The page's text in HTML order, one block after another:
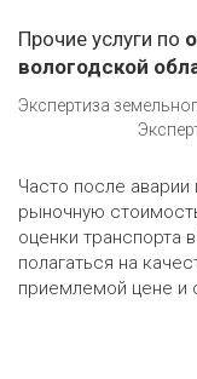
Прочие услуги по
вологодской
Экспертиза
Часто после
рыночную
оценки транспорта
полагаться на
приемлемой цене и